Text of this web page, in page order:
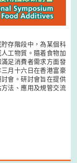
存階段中，為某個科
工物質。隨着食物加
足消費者需求方面發
月十六日在香港富豪
會。研討會旨在提供
法、應用及規管交流